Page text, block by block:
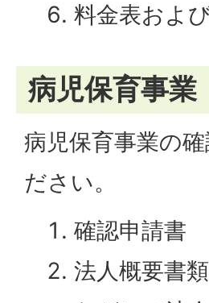
料金表およ
病児保育事業
病児保育事業の
ださい。
確認申請書
法人概要書